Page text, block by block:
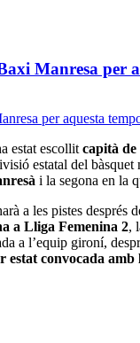
Manresa per
estat escollit capità
estatal del
i la segona en la
a les pistes després
a Lliga Femenina 2,
a l’equip gironí,
convocada amb